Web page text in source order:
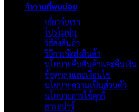
คำถามที่พบบ่อย
เกี่ยวกับเรา
โปรโมชั่น
วิธีสั่งสินค้า
วิธีการจัดส่งสินค้า
นโยบายคืนสินค้าและคืนเงิน
ข้อตกลงและเงื่อนไข
นโยบายความเป็นส่วนตัว
นโยบายการใช้คุกกี้
สาระน่ารู้
เกี่ยวกับเรา
แบรนด์ Hoshi เป็นแบรนด์เสื้อยืดคุณภาพ
งานปัก และรับปริ้นฟิล์ม DTF แบบครบวง
เน้นคุณภาพและการส่งมอบที่เกินความคา
HOSHI.KAIZENN@GMAIL.COM
📶 LINE : @HO-SHI
🟢 เปิด 9.00-23.00 น.
🔴 ปิดวันอาทิตย์